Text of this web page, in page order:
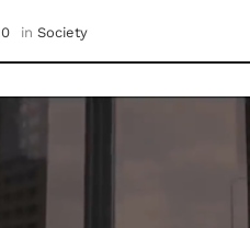
in Society